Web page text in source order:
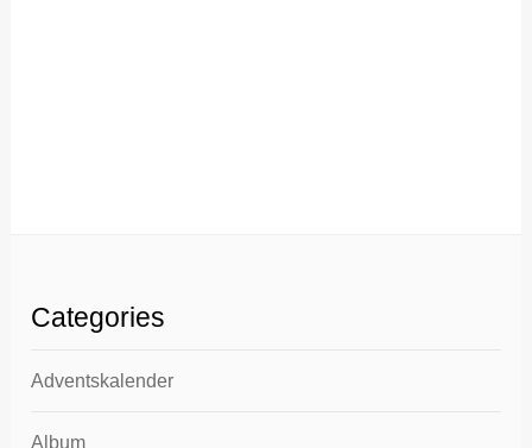
Categories
Adventskalender
Album